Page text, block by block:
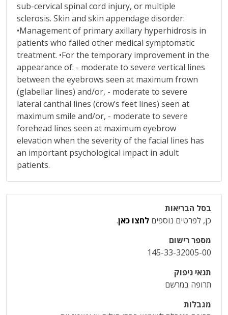
sub-cervical spinal cord injury, or multiple
sclerosis. Skin and skin appendage disorder:
•Management of primary axillary hyperhidrosis in
patients who failed other medical symptomatic
treatment. •For the temporary improvement in the
appearance of: - moderate to severe vertical lines
between the eyebrows seen at maximum frown
(glabellar lines) and/or, - moderate to severe
lateral canthal lines (crow’s feet lines) seen at
maximum smile and/or, - moderate to severe
forehead lines seen at maximum eyebrow
elevation when the severity of the facial lines has
an important psychological impact in adult
patients.
בסל הבריאות
כן, לפרטים נוספים לחצו כאן.
מספר רישום
145-33-32005-00
תנאי ניפוק
תרופה במרשם
מגבלות